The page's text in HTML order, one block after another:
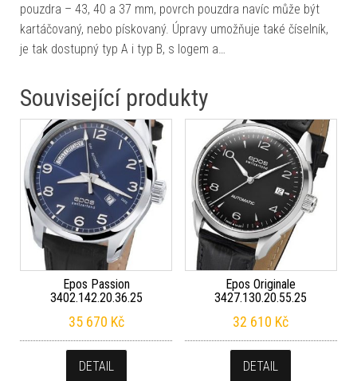
pouzdra – 43, 40 a 37 mm, povrch pouzdra navíc může být
kartáčovaný, nebo pískovaný. Úpravy umožňuje také číselník,
je tak dostupný typ A i typ B, s logem a…
Související produkty
Epos Passion
3402.142.20.36.25
35 670 Kč
DETAIL
Epos Originale
3427.130.20.55.25
32 610 Kč
DETAIL